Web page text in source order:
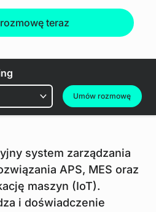
teraz
Umów rozmowę
system zarządzania
APS, MES oraz
maszyn (IoT).
i doświadczenie
plik